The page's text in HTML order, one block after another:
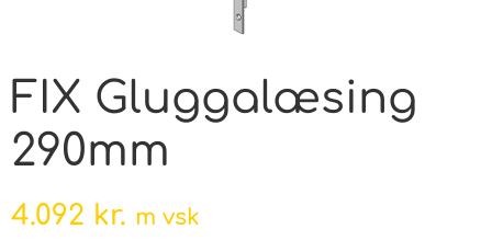
FIX Gluggalæsing
290mm
4.092 kr. m vsk